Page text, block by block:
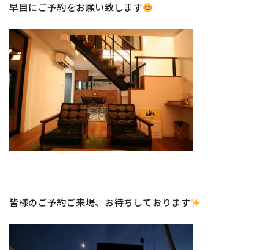
早目にご予約をお願い致します
皆様のご予約ご来場、お待ちしております